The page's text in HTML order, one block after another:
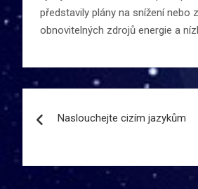
představily plány na snížení nebo
obnovitelných zdrojů energie a
pro
příspěvek
Naslouchejte cizím jazykům